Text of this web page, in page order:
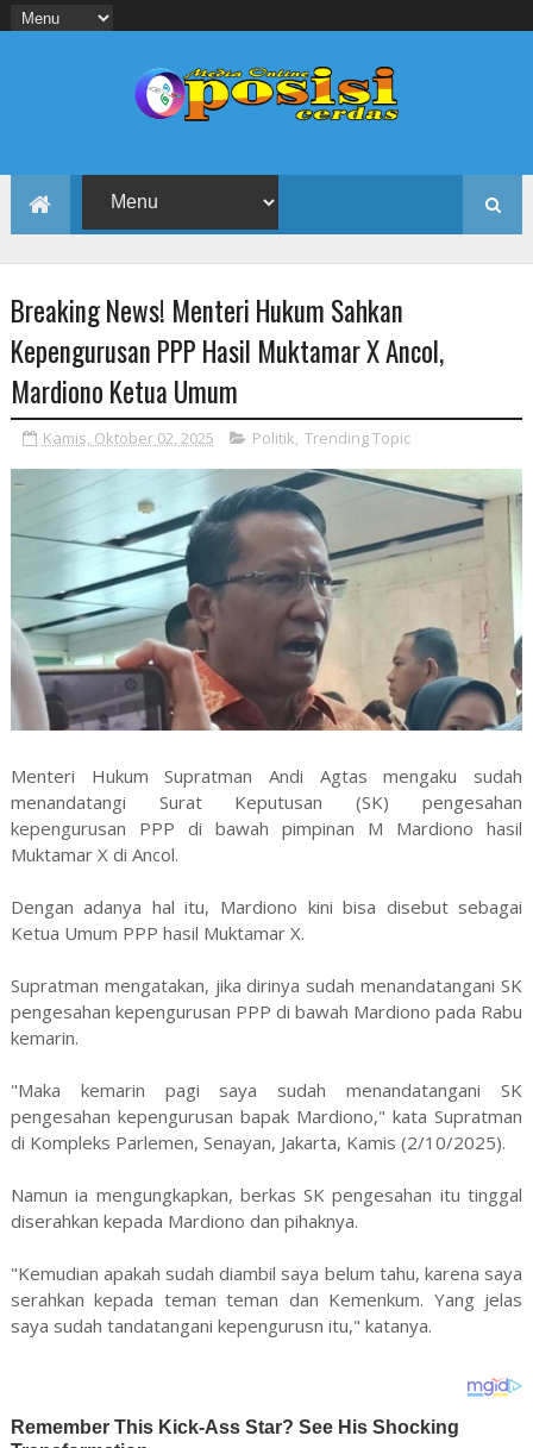
Breaking News! Menteri Hukum Sahkan
Kepengurusan PPP Hasil Muktamar X Ancol,
Mardiono Ketua Umum
Kamis, Oktober 02, 2025 Politik, Trending Topic
Menteri Hukum Supratman Andi Agtas mengaku sudah
menandatangi Surat Keputusan (SK) pengesahan
kepengurusan PPP di bawah pimpinan M Mardiono hasil
Muktamar X di Ancol.
Dengan adanya hal itu, Mardiono kini bisa disebut sebagai
Ketua Umum PPP hasil Muktamar X.
Supratman mengatakan, jika dirinya sudah menandatangani SK
pengesahan kepengurusan PPP di bawah Mardiono pada Rabu
kemarin.
"Maka kemarin pagi saya sudah menandatangani SK
pengesahan kepengurusan bapak Mardiono," kata Supratman
di Kompleks Parlemen, Senayan, Jakarta, Kamis (2/10/2025).
Namun ia mengungkapkan, berkas SK pengesahan itu tinggal
diserahkan kepada Mardiono dan pihaknya.
"Kemudian apakah sudah diambil saya belum tahu, karena saya
serahkan kepada teman teman dan Kemenkum. Yang jelas
saya sudah tandatangani kepengurusn itu," katanya.